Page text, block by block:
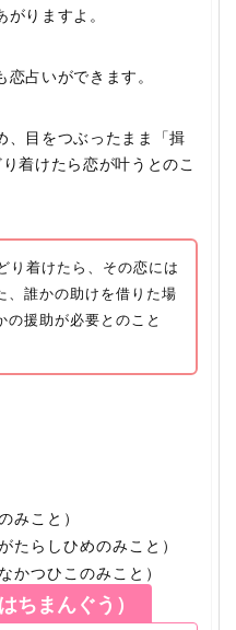
りますよ。
占いができます。
、目をつぶったまま「揖
着けたら恋が叶うとのこ
り着けたら、その恋には
、誰かの助けを借りた場
の援助が必要とのこと
みこと）
たらしひめのみこと）
かつひこのみこと）
ちまんぐう）